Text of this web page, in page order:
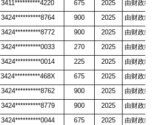
3411**********4220 675 2025
由财政统
3424**********8764 900 2025
由财政统
3424**********8772 900 2025
由财政统
3424**********0033 270 2025
由财政统
3424**********0014 225 2025
由财政统
3424**********468X 675 2025
由财政统
3424**********8762 900 2025
由财政统
3424**********8779 900 2025
由财政统
3424**********0044 675 2025
由财政统